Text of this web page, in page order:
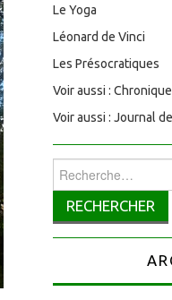
Le Yoga
Léonard de Vinci
Les Présocratiques
Voir aussi :
Voir aussi : Journal
Rechercher :